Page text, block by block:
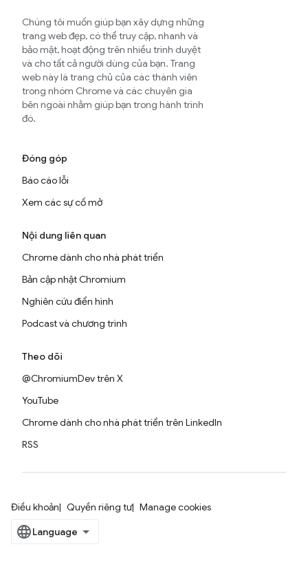
Chúng tôi muốn giúp bạn xây dựng những
trang web đẹp, có thể truy cập, nhanh và
bảo mật, hoạt động trên nhiều trình duyệt
và cho tất cả người dùng của bạn. Trang
web này là trang chủ của các thành viên
trong nhóm Chrome và các chuyên gia
bên ngoài nhằm giúp bạn trong hành trình
đó.
Đóng góp
Báo cáo lỗi
Xem các sự cố mở
Nội dung liên quan
Chrome dành cho nhà phát triển
Bản cập nhật Chromium
Nghiên cứu điển hình
Podcast và chương trình
Theo dõi
@ChromiumDev trên X
YouTube
Chrome dành cho nhà phát triển trên LinkedIn
RSS
Điều khoản Quyền riêng tư Manage cookies